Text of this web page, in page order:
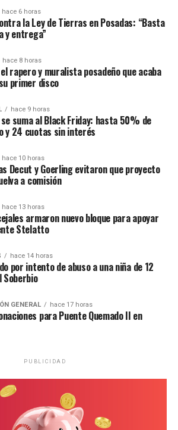
otros tantos episodios similares registrados
de comercios o propiedades vinculadas a
de El Soberbio que en 2013 fue destituido
de
recientes figuran un incendio de cabañas
a fines de la semana pasada y otro
ahora baleada en a fines de marzo.
son investigados por el personal de la
hasta el momento no se conocieron
hace 6 horas
la Ley de Tierras en Posadas: “Basta
y entrega”
hace 8 horas
rapero y muralista posadeño que acaba
primer disco
hace 9 horas
suma al Black Friday: hasta 50% de
y 24 cuotas sin interés
hace 10 horas
Decut y Goerling evitaron que proyecto
a comisión
hace 13 horas
armaron nuevo bloque para apoyar
Stelatto
hace 14 horas
por intento de abuso a una niña de 12
Soberbio
GENERAL hace 17 horas
para Puente Quemado II en
PUBLICIDAD